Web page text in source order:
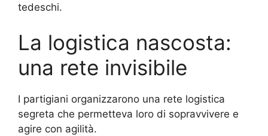
tedeschi.
La logistica nascosta:
una rete invisibile
I partigiani organizzarono una rete logistica
segreta che permetteva loro di sopravvivere e
agire con agilità.